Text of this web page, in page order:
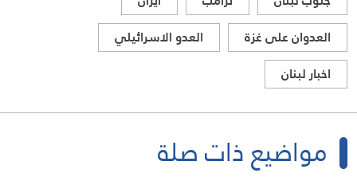
العدوان على غزة
العدو الاسرائيلي
اخبار لبنان
مواضيع ذات صلة